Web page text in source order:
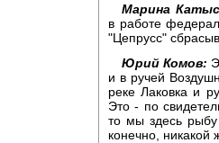
Марина
в работе
"Цепрусс"
Юрий Комов:
и в ручей
реке Лаковка и
Это - по
то мы здесь рыбу
конечно, никакой